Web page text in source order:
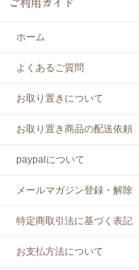
ホーム
よくあるご質問
お取り置きについて
お取り置き商品の配送依頼
paypalについて
メールマガジン登録・解除
特定商取引法に基づく表記
お支払方法について